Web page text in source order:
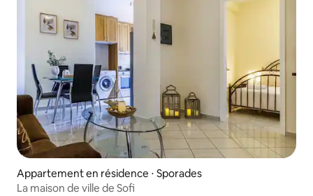
Appartement en résidence ⋅ Sporades
La maison de ville de Sofi